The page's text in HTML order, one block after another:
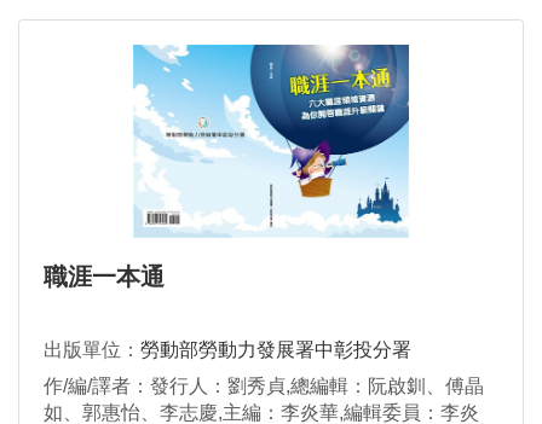
職涯一本通
出版單位： 勞動部勞動力發展署中彰投分署
作/編/譯者：發行人：劉秀貞,總編輯：阮啟釧、傅晶
如、郭惠怡、李志慶,主編：李炎華,編輯委員：李炎